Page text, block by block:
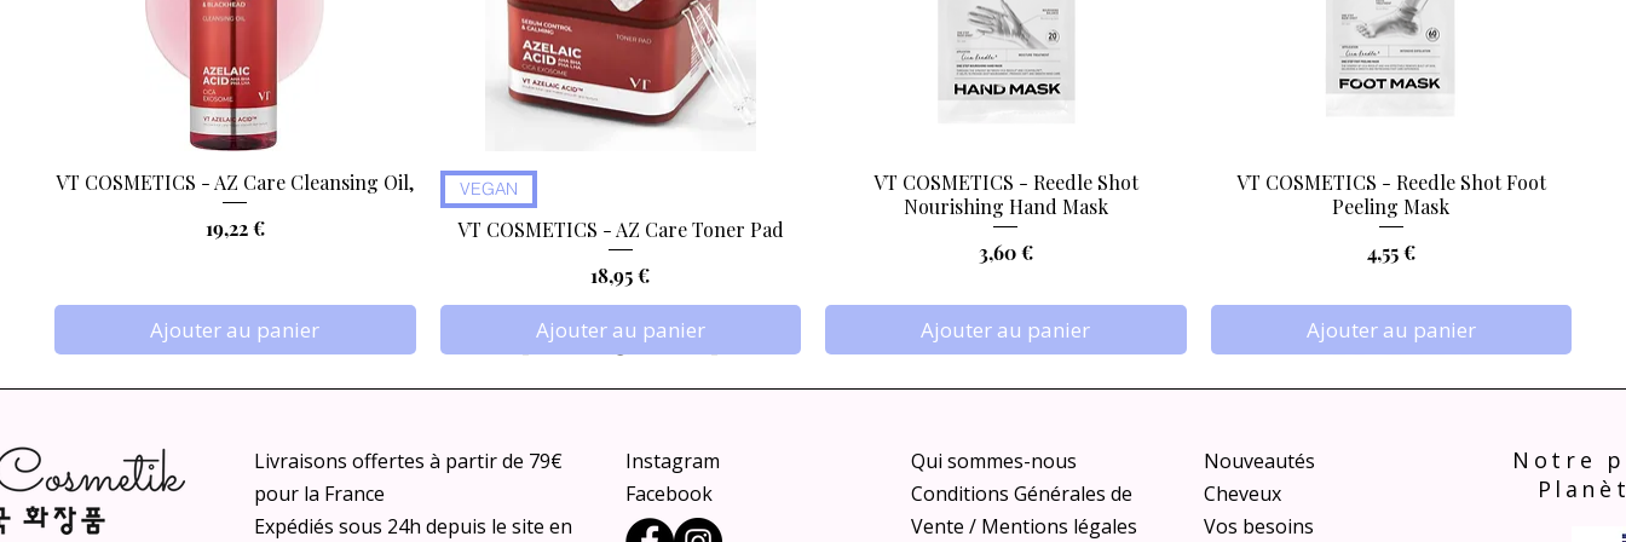
Aperçu rapide
VT COSMETICS - AZ Care Cleansing Oil,
Prix
19,22 €
Ajouter au panier
VEGAN
VT COSMETICS - AZ Care Toner Pad
Prix
18,95 €
Ajouter au panier
Aperçu rapide
VT COSMETICS - Reedle Shot
Nourishing Hand Mask
Prix
3,60 €
Ajouter au panier
Aperçu rapide
VT COSMETICS - Reedle Shot Foot
Peeling Mask
Prix
4,55 €
Ajouter au panier
Livraisons offertes à partir de 79€
pour la France
Expédiés sous 24h depuis le site en
Instagram
Facebook
Qui sommes-nous
Conditions Générales de
Vente / Mentions légales
Nouveautés
Cheveux
Vos besoins
Notre